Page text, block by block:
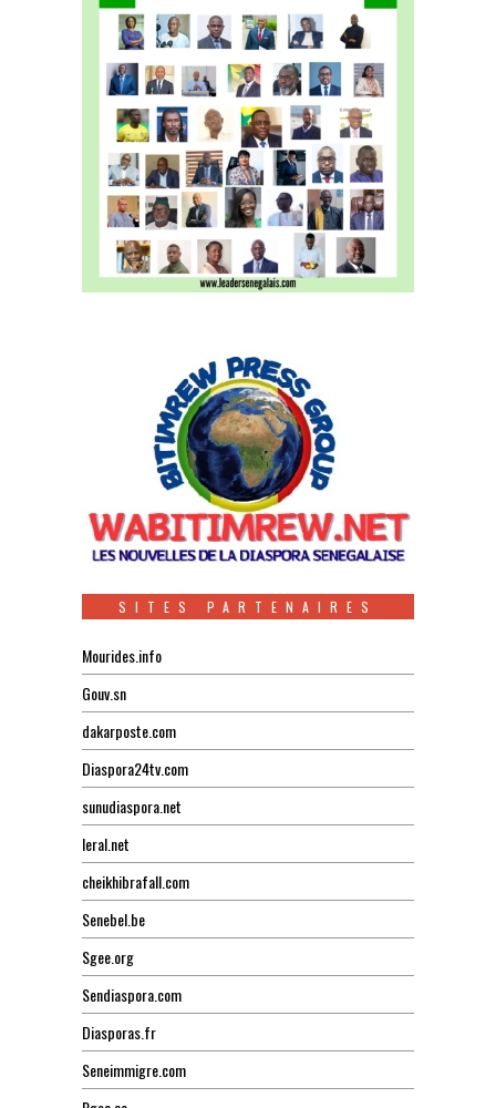
SITES PARTENAIRES
Mourides.info
Gouv.sn
dakarposte.com
Diaspora24tv.com
sunudiaspora.net
leral.net
cheikhibrafall.com
Senebel.be
Sgee.org
Sendiaspora.com
Diasporas.fr
Seneimmigre.com